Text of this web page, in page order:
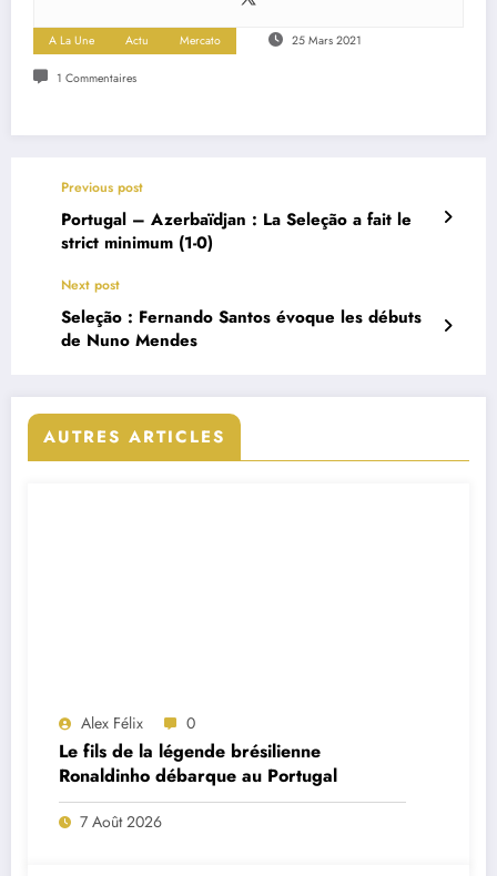
A La Une Actu Mercato 25 Mars 2021
1 Commentaires
Previous post
Portugal – Azerbaïdjan : La Seleção a fait le
strict minimum (1-0)
Next post
Seleção : Fernando Santos évoque les débuts
de Nuno Mendes
AUTRES ARTICLES
Alex Félix 0
Le fils de la légende brésilienne
Ronaldinho débarque au Portugal
7 Août 2026